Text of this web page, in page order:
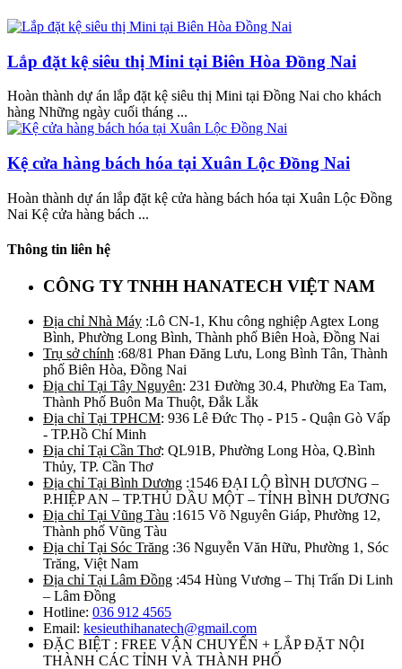
Lắp đặt kệ siêu thị Mini tại Biên Hòa Đồng Nai
Hoàn thành dự án lắp đặt kệ siêu thị Mini tại Đồng Nai cho khách
hàng Những ngày cuối tháng ...
Kệ cửa hàng bách hóa tại Xuân Lộc Đồng Nai
Hoàn thành dự án lắp đặt kệ cửa hàng bách hóa tại Xuân Lộc Đồng
Nai Kệ cửa hàng bách ...
Thông tin liên hệ
CÔNG TY TNHH HANATECH VIỆT NAM
Địa chỉ Nhà Máy :Lô CN-1, Khu công nghiệp Agtex Long
Bình, Phường Long Bình, Thành phố Biên Hoà, Đồng Nai
Trụ sở chính :68/81 Phan Đăng Lưu, Long Bình Tân, Thành
phố Biên Hòa, Đồng Nai
Địa chỉ Tại Tây Nguyên: 231 Đường 30.4, Phường Ea Tam,
Thành Phố Buôn Ma Thuột, Đắk Lắk
Địa chỉ Tại TPHCM: 936 Lê Đức Thọ - P15 - Quận Gò Vấp
- TP.Hồ Chí Minh
Địa chỉ Tại Cần Thơ: QL91B, Phường Long Hòa, Q.Bình
Thủy, TP. Cần Thơ
Địa chỉ Tại Bình Dương :1546 ĐẠI LỘ BÌNH DƯƠNG –
P.HIỆP AN – TP.THỦ DẦU MỘT – TỈNH BÌNH DƯƠNG
Địa chỉ Tại Vũng Tàu :1615 Võ Nguyên Giáp, Phường 12,
Thành phố Vũng Tàu
Địa chỉ Tại Sóc Trăng :36 Nguyễn Văn Hữu, Phường 1, Sóc
Trăng, Việt Nam
Địa chỉ Tại Lâm Đồng :454 Hùng Vương – Thị Trấn Di Linh
– Lâm Đồng
Hotline: 036 912 4565
Email: kesieuthihanatech@gmail.com
ĐẶC BIỆT : FREE VẬN CHUYỂN + LẮP ĐẶT NỘI
THÀNH CÁC TỈNH VÀ THÀNH PHỐ